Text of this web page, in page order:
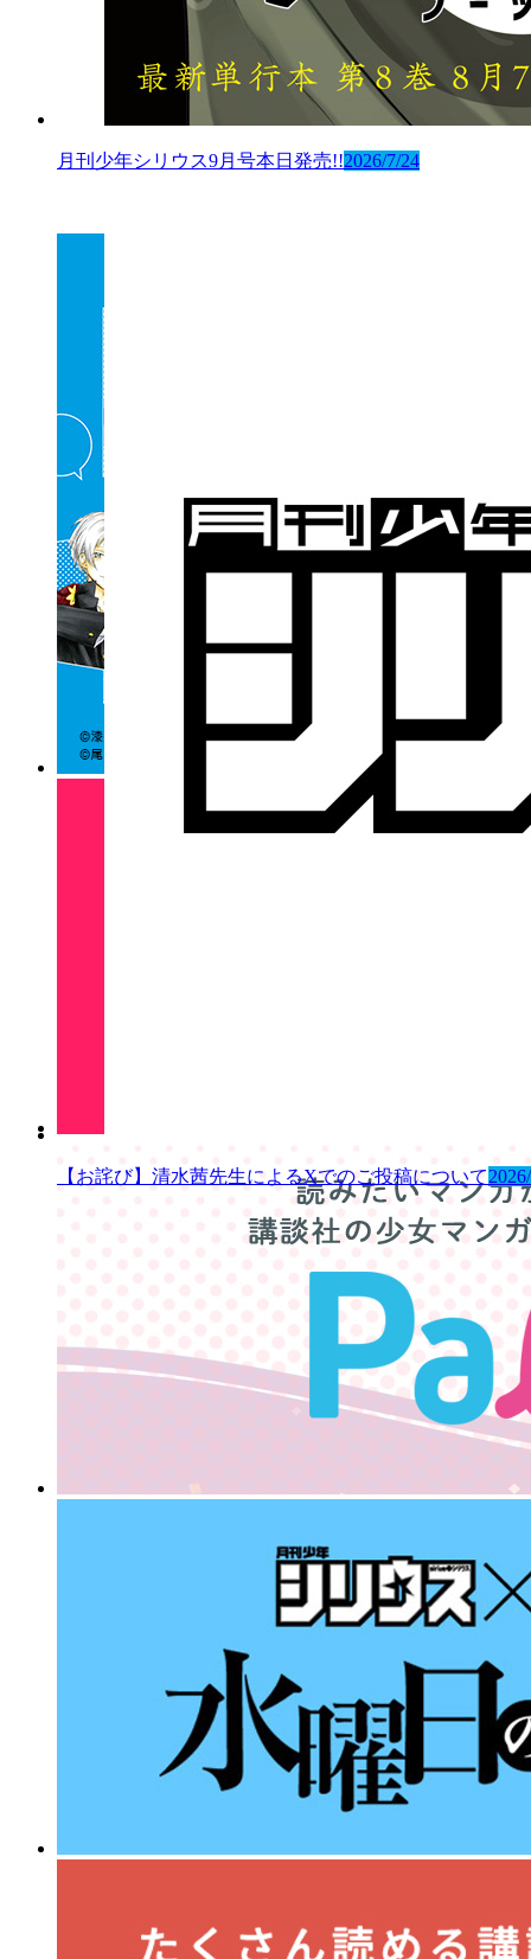
月刊少年シリウス9月号本日発売!!2026/7/24
【お詫び】清水茜先生によるXでのご投稿について